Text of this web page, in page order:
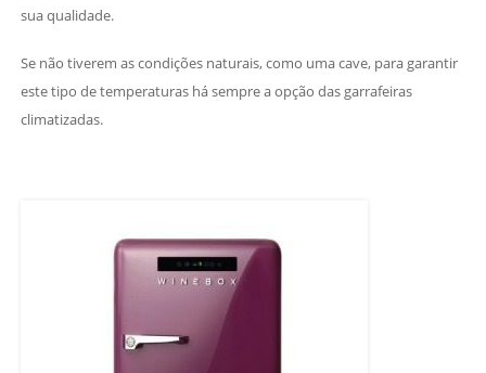
sua qualidade.
Se não tiverem as condições naturais, como uma cave, para garantir
este tipo de temperaturas há sempre a opção das garrafeiras
climatizadas.